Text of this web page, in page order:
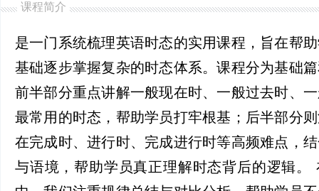
课程简介
是一门系统梳理英语时态的实用课程，旨在帮
基础逐步掌握复杂的时态体系。课程分为基础
前半部分重点讲解一般现在时、一般过去时、
最常用的时态，帮助学员打牢根基；后半部分
在完成时、进行时、完成进行时等高频难点，
与语境，帮助学员真正理解时态背后的逻辑。